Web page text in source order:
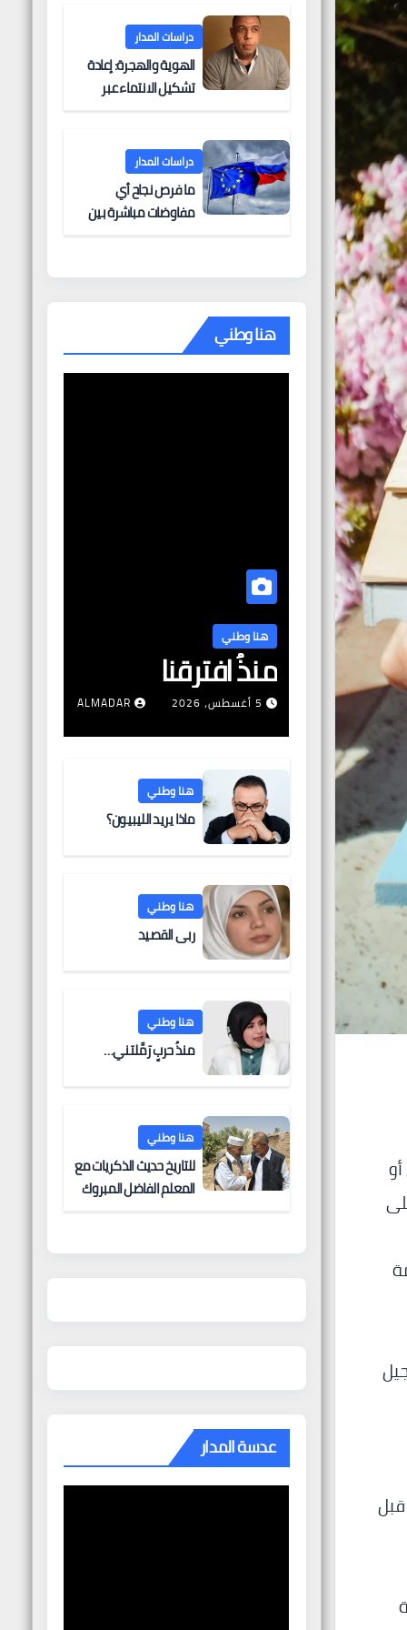
دراسات المدار
الهوية والهجرة: إعادة
تشكيل الانتماء عبر
دراسات المدار
ما فرص نجاح أي
مفاوضات مباشرة بين
هنا وطني
هنا وطني
منذُ افترقنا
5 أغسطس، 2026 ALMADAR
هنا وطني
ماذا يريد الليبيون؟
هنا وطني
ربى القصيد
هنا وطني
منذُ حربٍ رَمَّلتني…
هنا وطني
للتاريخ حديث الذكريات مع
المعلم الفاضل المبروك
عدسة المدار